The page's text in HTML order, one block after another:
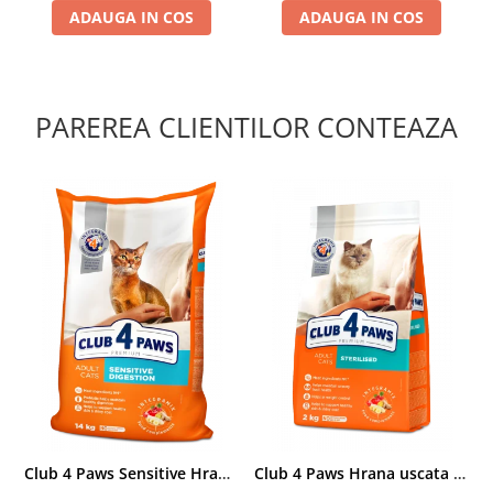
ADAUGA IN COS ADAUGA IN COS
PAREREA CLIENTILOR CONTEAZA
Club 4 Paws Sensitive Hrana uscata pisici adulte, 14kg Club 4 Paws Hrana uscata pisici sterilizate, 2kg